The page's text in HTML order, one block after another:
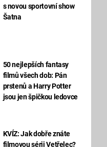
s novou sportovní show
Šatna
50 nejlepších fantasy
filmů všech dob: Pán
prstenů a Harry Potter
jsou jen špičkou ledovce
KVÍZ: Jak dobře znáte
filmovou sérii Vetřelec?